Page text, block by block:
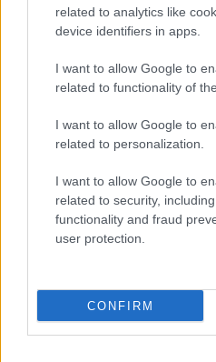
related to analytics like
device identifiers in apps.
I want to allow Google to
related to functionality of
I want to allow Google to
related to personalization.
I want to allow Google to
related to security,
functionality and fraud
user protection.
CONFIRM